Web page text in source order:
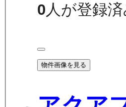
0 人が登録
物件画像を見る